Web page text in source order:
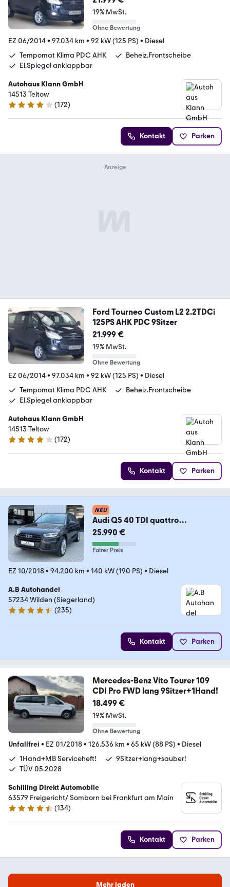
19% MwSt.
Ohne Bewertung
EZ 06/2014• 97.034 km • 92 kW (125 PS) • Diesel
Tempomat Klima PDC AHK
Beheiz.Frontscheibe
El.Spiegel anklappbar
Autohaus Klann GmbH
14513 Teltow
4 Sterne
(172)
Kontakt Parken
Ford Tourneo Custom L2 2.2TDCi
125PS AHK PDC 9Sitzer
21.999 €
19% MwSt.
Ohne Bewertung
EZ 06/2014• 97.034 km • 92 kW (125 PS) • Diesel
Tempomat Klima PDC AHK
Beheiz.Frontscheibe
El.Spiegel anklappbar
Autohaus Klann GmbH
14513 Teltow
4 Sterne
(172)
Kontakt Parken
NEU
Audi Q5 40 TDI quattro
190PS/LED/LEDER/94.200km
25.990 €
Fairer Preis
EZ 10/2018• 94.200 km • 140 kW (190 PS) • Diesel
A.B Autohandel
57234 Wilden (Siegerland)
4.5 Sterne
(235)
Kontakt Parken
Mercedes-Benz Vito Tourer 109
CDI Pro FWD lang 9Sitzer+1Hand!
18.499 €
19% MwSt.
Ohne Bewertung
Unfallfrei • EZ 01/2018• 126.536 km • 65 kW (88 PS) • Diesel
1Hand+MB Serviceheft!
9Sitzer+lang+sauber!
TÜV 05.2028
Schilling Direkt Automobile
63579 Freigericht/ Somborn bei Frankfurt am Main
4.7 Sterne
(134)
Kontakt Parken
Mehr laden